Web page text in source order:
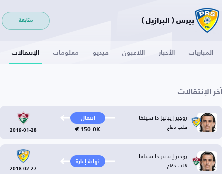
بيرس ( البرازيل ) متابعة
المباريات الأخبار اللاعبون فيديو معلومات الإنتقالات
آخر الإنتقالات
روجير إيبانيز دا سيلفا
قلب دفاع
انتقال
150.0K €
2019-01-28
روجير إيبانيز دا سيلفا
قلب دفاع نهاية إعارة
2018-02-27